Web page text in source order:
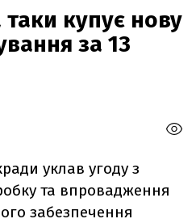
таки купує нову
за 13
уклав угоду з
та впровадження
забезпечення